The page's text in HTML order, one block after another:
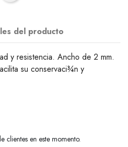
del producto
y resistencia. Ancho de 2 mm.
su conservaci¾n y
clientes en este momento.